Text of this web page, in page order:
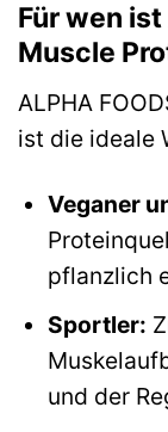
Für wen ist
Muscle
ALPHA
ist die ideale
Veganer
pflanzlich
Sportler:
und der